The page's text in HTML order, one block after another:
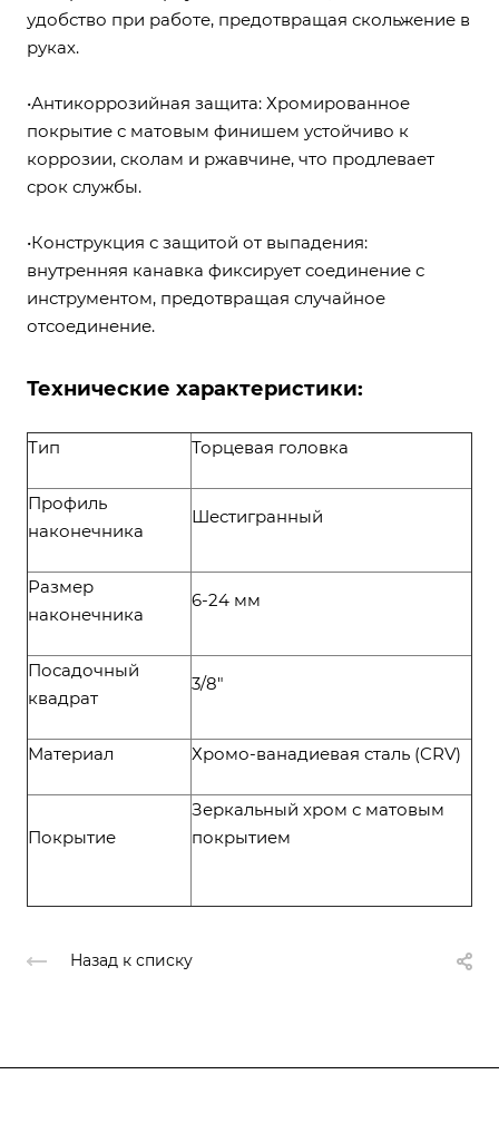
удобство при работе, предотвращая скольжение в
руках.
•Антикоррозийная защита: Хромированное
покрытие с матовым финишем устойчиво к
коррозии, сколам и ржавчине, что продлевает
срок службы.
•Конструкция с защитой от выпадения:
внутренняя канавка фиксирует соединение с
инструментом, предотвращая случайное
отсоединение.
Технические характеристики:
Тип Торцевая головка
Профиль
наконечника
Шестигранный
Размер
наконечника
6-24 мм
Посадочный
квадрат
3/8"
Материал Хромо-ванадиевая сталь (CRV)
Покрытие
Зеркальный хром с матовым
покрытием
Назад к списку